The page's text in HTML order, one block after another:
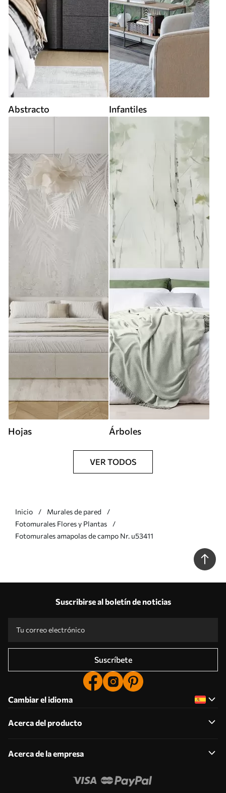
Abstracto Infantiles
Hojas Árboles
VER TODOS
Inicio
Murales de pared
Fotomurales Flores y Plantas
Fotomurales amapolas de campo Nr. u53411
Suscribirse al boletín de noticias
Suscríbete
Cambiar el idioma
Acerca del producto
Acerca de la empresa